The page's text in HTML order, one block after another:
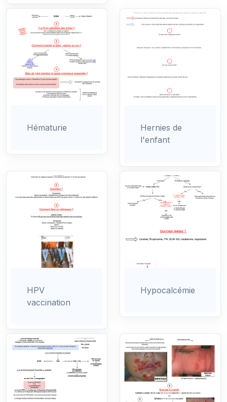
Hématurie
Hernies de
l'enfant
HPV
vaccination
Hypocalcémie